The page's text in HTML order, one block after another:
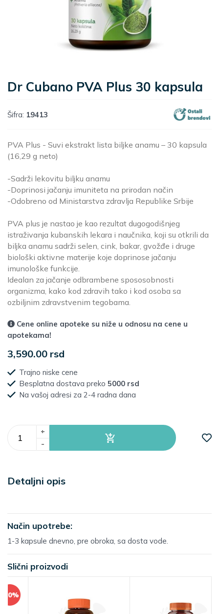
Dr Cubano PVA Plus 30 kapsula
Šifra: 19413
PVA Plus - Suvi ekstrakt lista biljke anamu – 30 kapsula
(16,29 g neto)
-Sadrži lekovitu biljku anamu
-Doprinosi jačanju imuniteta na prirodan način
-Odobreno od Ministarstva zdravlja Republike Srbije
PVA plus je nastao je kao rezultat dugogodišnjeg
istraživanja kubanskih lekara i naučnika, koji su otkrili da
biljka anamu sadrži selen, cink, bakar, gvožđe i druge
biološki aktivne materije koje doprinose jačanju
imunološke funkcije.
Idealan za jačanje odbrambene spososobnosti
organizma, kako kod zdravih tako i kod osoba sa
ozbiljnim zdravstvenim tegobama.
Cene online apoteke su niže u odnosu na cene u
apotekama!
3,590.00 rsd
Trajno niske cene
Besplatna dostava preko 5000 rsd
Na vašoj adresi za 2-4 radna dana
+
-
Detaljni opis
Način upotrebe:
1-3 kapsule dnevno, pre obroka, sa dosta vode.
Slični proizvodi